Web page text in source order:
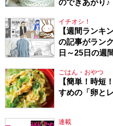
のできあがり♪
イチオシ！
【週間ランキ
の記事がラン
日～25日の週
ごはん・おやつ
【簡単！時短
すめの「卵と
連載